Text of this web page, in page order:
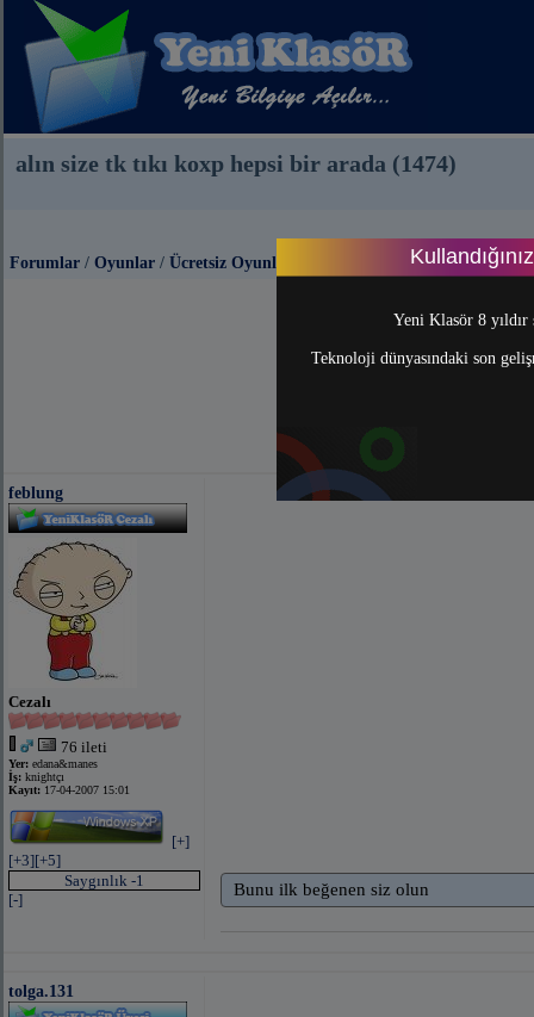
Yeni Klasör 8
Teknoloji dünyasındaki son
alın size tk tıkı koxp hepsi bir arada (1474)
Forumlar / Oyunlar / Ücretsiz Oyunlar
feblung
Cezalı
76 ileti
Yer: edana&manes
İş: knightçı
Kayıt: 17-04-2007 15:01
[+]
[+3][+5]
Saygınlık -1
[-]
Bunu ilk beğenen siz olun
tolga.131